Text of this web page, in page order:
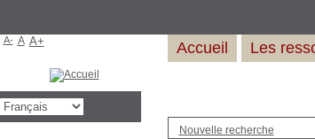
Nouvelle recherche
Accueil Les
A- A A+